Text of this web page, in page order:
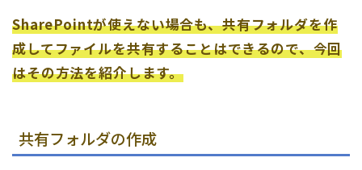
SharePointが使えない場合も、共有フォルダを作
成してファイルを共有することはできるので、今回
はその方法を紹介します。
共有フォルダの作成